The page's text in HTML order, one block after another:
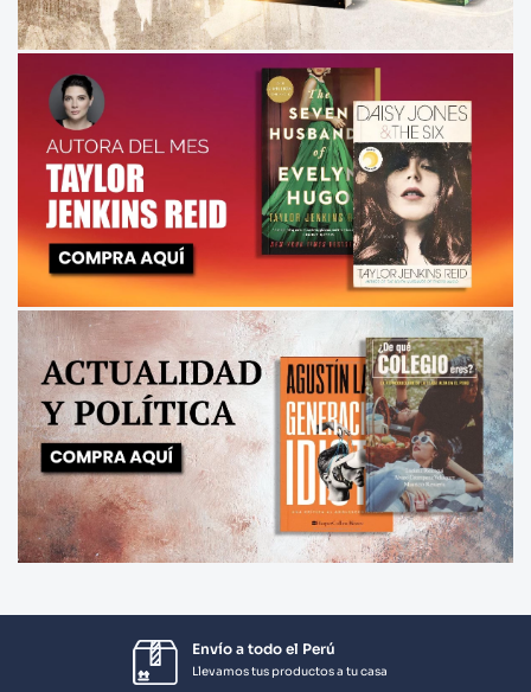
Envío a todo el Perú
Llevamos tus productos a tu casa